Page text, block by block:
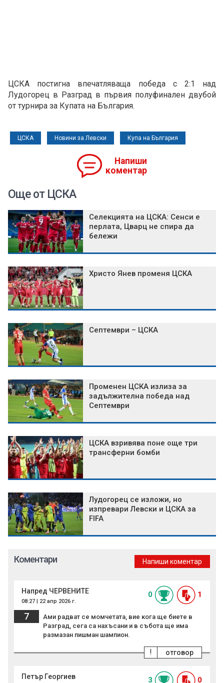
ЦСКА постигна впечатляваща победа с 2:1 над
Лудогорец в Разград в първия полуфинален двубой
от турнира за Купата на България.
ЦСКА Новини за Левски Купа на България
Напиши
коментар
Още от ЦСКА
Селекцията на ЦСКА: Сенси е
перлата, Цварц не спира да
бележи
Христо Янев променя ЦСКА
Септември – ЦСКА
Променен ЦСКА излиза за
задължителна победа над
Септември
ЦСКА взривява поне още три
трансферни бомби
Лудогорец се изложи, но
изпревари Левски и ЦСКА за
FIFA
Коментари Напиши коментар
Напред ЧЕРВЕНИТЕ
08:27 | 22 апр 2026 г.
0 1
7
Ами радват се момчетата, вие кога ще биете в
Разград, сега са нахъсани и в събота ще има
размазан пишман шампион.
отговор
!
Петър Георгиев 3 0